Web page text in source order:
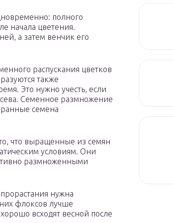
полного
начала цветения.
а затем венчик его
распускания цветков
также
Это нужно учесть, если
Семенное размножение
семена
что выращенные из семян
условиям. Они
размноженными
нужна
флоксов лучше
всходят весной после